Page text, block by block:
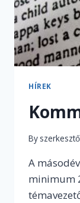
HÍREK
By szerkesztő
A
minimum